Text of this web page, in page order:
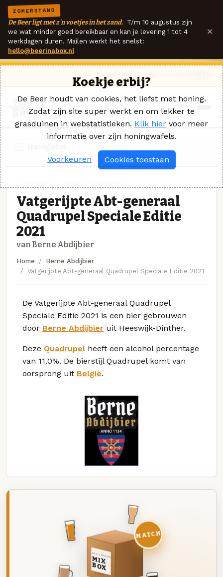
ZOMERSTAND
De Beer ligt met z'n voetjes in het zand. T/m 10 augustus zijn
we wat minder goed bereikbaar en kan je levering 1 tot 4
werkdagen duren. Mailen werkt het snelst:
hello@beerinabox.nl
×
Vatgerijpte Abt-generaal
Quadrupel Speciale Editie
2021
van Berne Abdijbier
Home
Berne Abdijbier
Vatgerijpte Abt-generaal Quadrupel Speciale Editie 2021
De Vatgerijpte Abt-generaal Quadrupel
Speciale Editie 2021 is een bier gebrouwen
door Berne Abdijbier uit Heeswijk-Dinther.
Deze Quadrupel heeft een alcohol percentage
van 11.0%. De bierstijl Quadrupel komt van
oorsprong uit België.
DEZE MAAND
MIX
BOX
8 BIEREN
MATCH
Koekje erbij?
De Beer houdt van cookies, het liefst met honing.
Zodat zijn site super werkt en om lekker te
grasduinen in webstatistieken. Klik hier voor meer
informatie over zijn honingwafels.
Voorkeuren Cookies toestaan